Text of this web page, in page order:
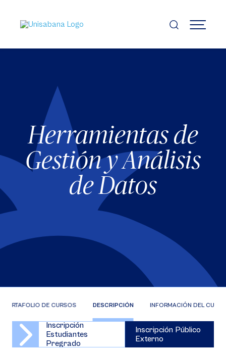
contenido
principal
MENÚ
Herramientas de
Gestión y Análisis
de Datos
PORTAFOLIO DE CURSOS DESCRIPCIÓN INFORMACIÓN DEL
Inscripción
Estudiantes
Pregrado
Inscripción Público
Externo